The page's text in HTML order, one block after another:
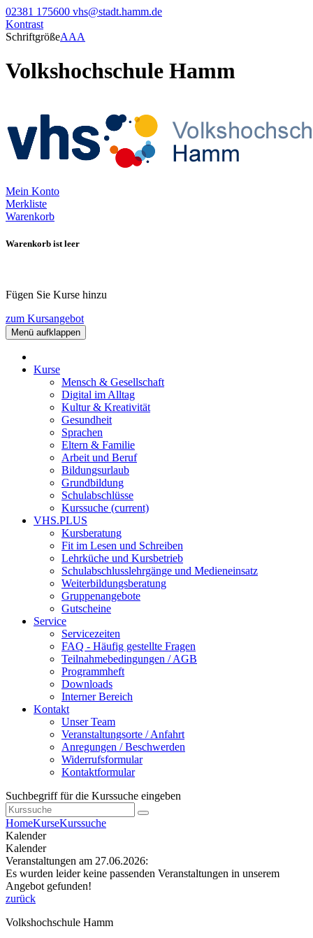
02381 175600 vhs@stadt.hamm.de
Kontrast
SchriftgrößeAAA
Volkshochschule Hamm
Mein Konto
Merkliste
Warenkorb
Warenkorb ist leer
Fügen Sie Kurse hinzu
zum Kursangebot
Menü aufklappen
Kurse
Mensch & Gesellschaft
Digital im Alltag
Kultur & Kreativität
Gesundheit
Sprachen
Eltern & Familie
Arbeit und Beruf
Bildungsurlaub
Grundbildung
Schulabschlüsse
Kurssuche (current)
VHS.PLUS
Kursberatung
Fit im Lesen und Schreiben
Lehrküche und Kursbetrieb
Schulabschlusslehrgänge und Medieneinsatz
Weiterbildungsberatung
Gruppenangebote
Gutscheine
Service
Servicezeiten
FAQ - Häufig gestellte Fragen
Teilnahmebedingungen / AGB
Programmheft
Downloads
Interner Bereich
Kontakt
Unser Team
Veranstaltungsorte / Anfahrt
Anregungen / Beschwerden
Widerrufsformular
Kontaktformular
Suchbegriff für die Kurssuche eingeben
HomeKurseKurssuche
Kalender
Kalender
Veranstaltungen am 27.06.2026:
Es wurden leider keine passenden Veranstaltungen in unserem
Angebot gefunden!
zurück
Volkshochschule Hamm